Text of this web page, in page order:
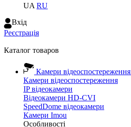
UA RU
Вхiд
Реєстрація
Каталог товаров
Камери відеоспостереження
Камери відеоспостереження
IP відеокамери
Відеокамери HD-CVI
SpeedDome відеокамери
Камери Imou
Особливості